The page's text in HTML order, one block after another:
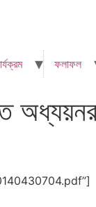
ফলাফল